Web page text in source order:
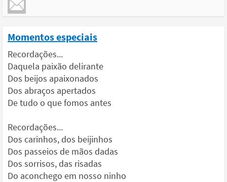
Momentos especiais
Recordações...
Daquela paixão delirante
Dos beijos apaixonados
Dos abraços apertados
De tudo o que fomos antes
Recordações...
Dos carinhos, dos beijinhos
Dos passeios de mãos dadas
Dos sorrisos, das risadas
Do aconchego em nosso ninho